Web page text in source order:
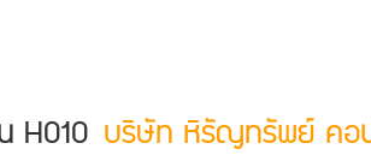
H010 บริษัท หิรัญทรัพย์ คอ